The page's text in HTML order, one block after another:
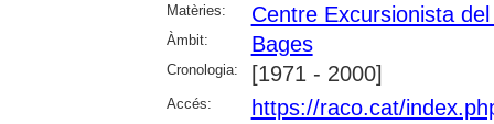
Matèries:
Centre Excursionista
Àmbit: Bages
Cronologia: [1971 - 2000]
Accés: https://raco.cat/